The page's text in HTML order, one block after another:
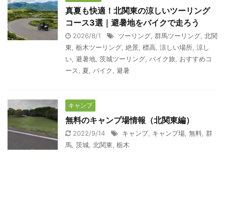
真夏も快適！北関東の涼しいツーリング
コース3選｜避暑地をバイクで走ろう
2026/8/1 ツーリング 群馬ツーリング 北関
東 栃木ツーリング 絶景 標高 涼しい場所 涼し
い 避暑地 茨城ツーリング バイク旅 おすすめコ
ース
夏 バイク 避暑
キャンプ
無料のキャンプ場情報（北関東編）
2022/9/14 キャンプ, キャンプ場 無料 群
馬 茨城 北関東 栃木